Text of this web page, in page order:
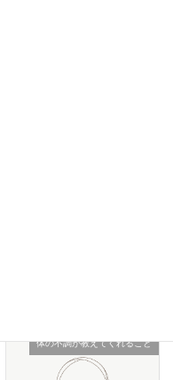
体の不調が教えてくれること